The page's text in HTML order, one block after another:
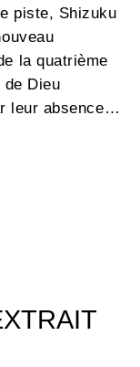
piste, Shizuku
la quatrième
de Dieu
leur absence…